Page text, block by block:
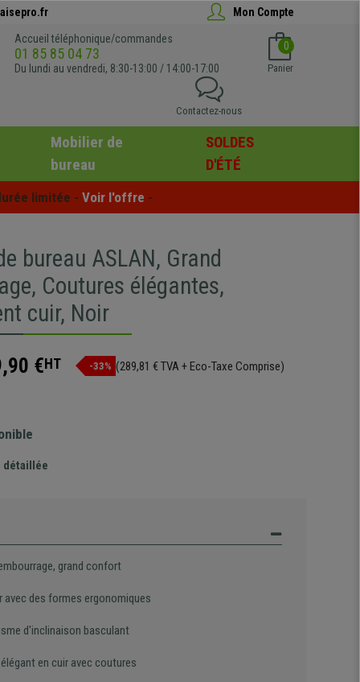
Mon Compte
Accueil téléphonique/commandes
01 85 85 04 73
Du lundi au vendredi, 8:30-13:00 / 14:00-17:00
0
Panier
Contactez-nous
Mobilier de
bureau
SOLDES
D'ÉTÉ
limitée - Voir l'offre -
bureau ASLAN, Grand
Coutures élégantes,
cuir, Noir
€HT -33% (289,81 € TVA + Eco-Taxe Comprise)
détaillée
grand confort
avec des formes ergonomiques
d'inclinaison basculant
en cuir avec coutures